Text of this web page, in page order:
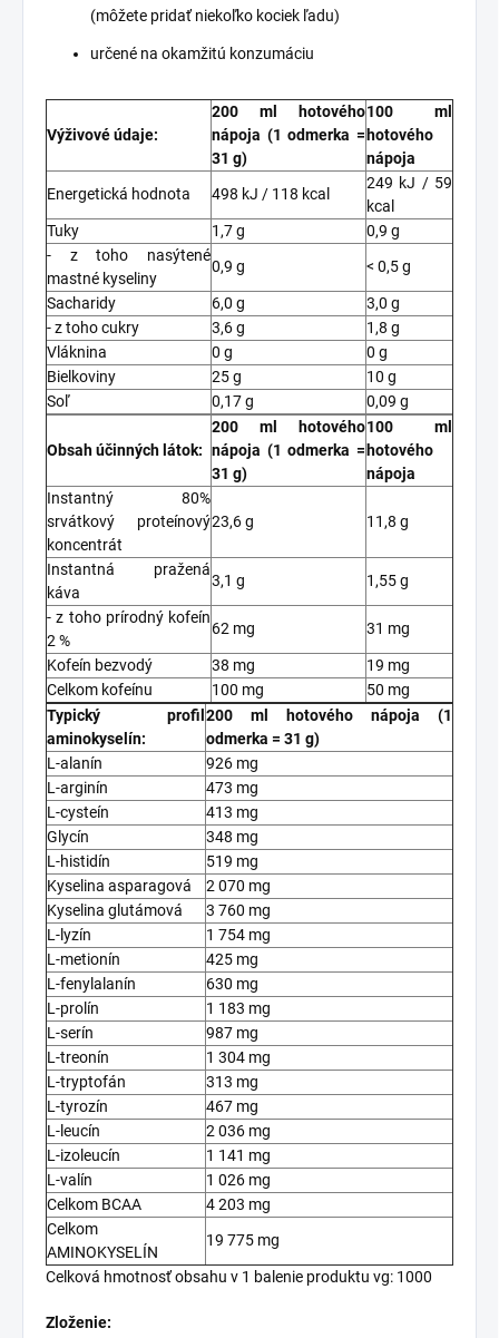
(môžete pridať niekoľko kociek ľadu)
určené na okamžitú konzumáciu
Výživové údaje:
200 ml hotového
nápoja (1 odmerka =
31 g)
100 ml
hotového
nápoja
Energetická hodnota
498 kJ / 118 kcal
249 kJ / 59
kcal
Tuky
1,7 g
0,9 g
- z toho nasýtené
mastné kyseliny
0,9 g < 0,5 g
Sacharidy 6,0 g
3,0 g
- z toho cukry
3,6 g
1,8 g
Vláknina
0 g
0 g
Bielkoviny
25 g
10 g
Soľ
0,17 g 0,09 g
Obsah účinných látok:
200 ml hotového
nápoja (1 odmerka =
31 g)
100 ml
hotového
nápoja
Instantný 80%
srvátkový proteínový
koncentrát
23,6 g 11,8 g
Instantná pražená
káva
3,1 g 1,55 g
- z toho prírodný kofeín
2 %
62 mg 31 mg
Kofeín bezvodý 38 mg
19 mg
Celkom kofeínu
100 mg
50 mg
Typický profil
aminokyselín:
200 ml hotového nápoja (1
odmerka = 31 g)
L-alanín
926 mg
L-arginín
473 mg
L-cysteín
413 mg
Glycín
348 mg
L-histidín
519 mg
Kyselina asparagová
2 070 mg
Kyselina glutámová
3 760 mg
L-lyzín
1 754 mg
L-metionín
425 mg
L-fenylalanín
630 mg
L-prolín
1 183 mg
L-serín
987 mg
L-treonín
1 304 mg
L-tryptofán
313 mg
L-tyrozín
467 mg
L-leucín
2 036 mg
L-izoleucín
1 141 mg
L-valín
1 026 mg
Celkom BCAA
4 203 mg
Celkom
AMINOKYSELÍN
19 775 mg
Celková hmotnosť obsahu v 1 balenie produktu vg: 1000
Zloženie: